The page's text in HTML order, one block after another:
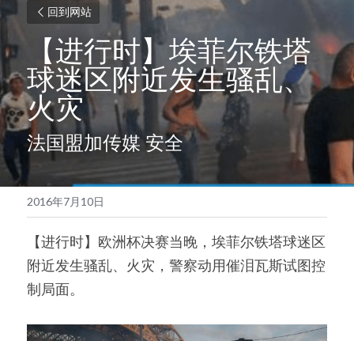
回到网站
【进行时】埃菲尔铁塔
球迷区附近发生骚乱、
火灾
法国盟加传媒 安全
2016年7月10日
【进行时】欧洲杯决赛当晚，埃菲尔铁塔球迷区
附近发生骚乱、火灾，警察动用催泪瓦斯试图控
制局面。